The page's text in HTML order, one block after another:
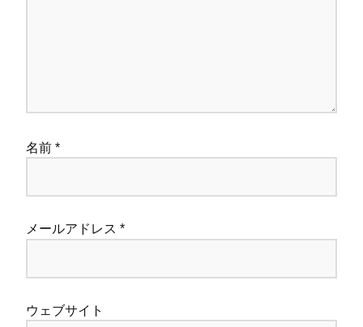
名前 *
メールアドレス *
ウェブサイト